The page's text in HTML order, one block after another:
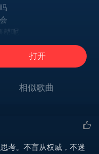
呢
周边
爆了
尖尖的
顶的）
打开
相似歌曲
考。不盲从权威，不迷